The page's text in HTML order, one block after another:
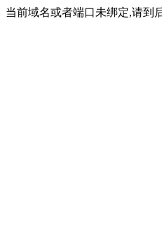
当前域名或者端口未绑定,请到